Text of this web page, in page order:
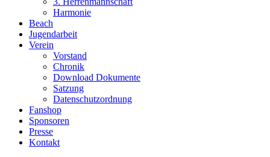
Harmonie
Beach
Jugendarbeit
Verein
Vorstand
Chronik
Download Dokumente
Satzung
Datenschutzordnung
Fanshop
Sponsoren
Presse
Kontakt